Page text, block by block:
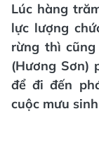
Lúc hàng
lực lượng
rừng thì
(Hương Sơn)
để đi đến
cuộc mưu